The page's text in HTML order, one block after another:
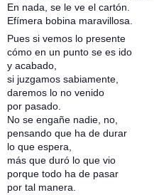
En nada, se le ve el cartón.
Efímera bobina maravillosa.
Pues si vemos lo presente
cómo en un punto se es ido
y acabado,
si juzgamos sabiamente,
daremos lo no venido
por pasado.
No se engañe nadie, no,
pensando que ha de durar
lo que espera,
más que duró lo que vio
porque todo ha de pasar
por tal manera.